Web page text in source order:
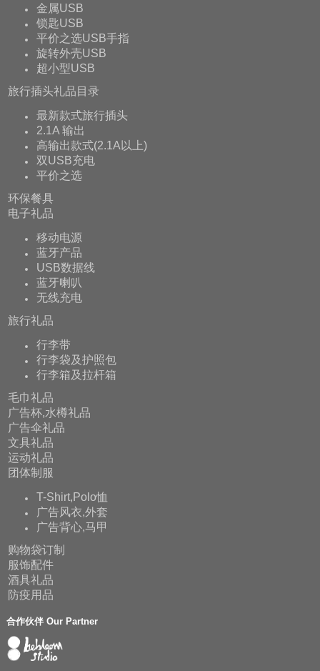
金属USB
锁匙USB
平价之选USB手指
旋转外壳USB
超小型USB
旅行插头礼品目录
最新款式旅行插头
2.1A 输出
高输出款式(2.1A以上)
双USB充电
平价之选
环保餐具
电子礼品
移动电源
蓝牙产品
USB数据线
蓝牙喇叭
无线充电
旅行礼品
行李带
行李袋及护照包
行李箱及拉杆箱
毛巾礼品
广告杯,水樽礼品
广告伞礼品
文具礼品
运动礼品
团体制服
T-Shirt,Polo恤
广告风衣,外套
广告背心,马甲
购物袋订制
服饰配件
酒具礼品
防疫用品
合作伙伴 Our Partner